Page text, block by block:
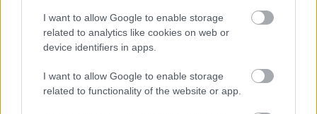
I want to allow Google to enable storage
related to analytics like cookies on web or
device identifiers in apps.
I want to allow Google to enable storage
related to functionality of the website or app.
είναι να μην κάνουμε σε καμία περίπτωση ενέργειες για
τις οποίες δεν είμαστε σίγουροι και μπορούν να
προκαλέσουν μη αναστρέψιμες βλάβες στον
μοτοσυκλετιστή ή να αυξήσουν τον κίνδυνο απώλειας της
ζωής του.